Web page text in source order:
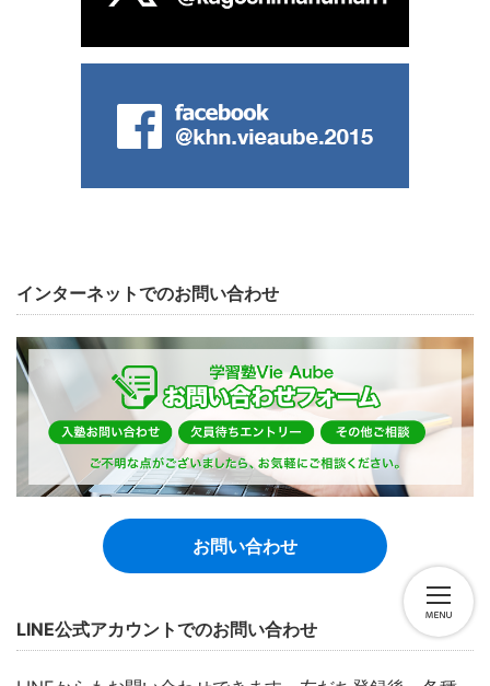
インターネットでのお問い合わせ
お問い合わせ
LINE公式アカウントでのお問い合わせ